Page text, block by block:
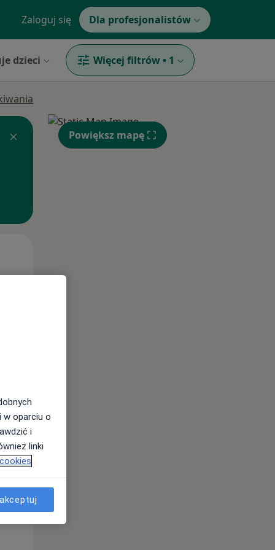
Zaloguj się Dla profesjonalistów
dzieci Więcej filtrów • 1
Śr,
Powiększ mapę
w oparciu o
i
linki